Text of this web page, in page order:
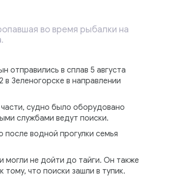
во время рыбалки на
отправились в сплав 5 августа
Зеленогорске в направлении
судно было оборудовано
службами ведут поиски.
водной прогулки семья
могли не дойти до тайги. Он также
тому, что поиски зашли в тупик.